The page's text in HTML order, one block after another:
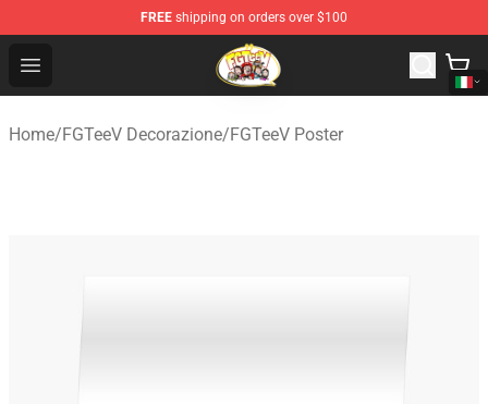
FREE shipping on orders over $100
Open menu
FGTeeV Store - Official FGTeeV Merchandise Shop
Home/FGTeeV Decorazione/FGTeeV Poster